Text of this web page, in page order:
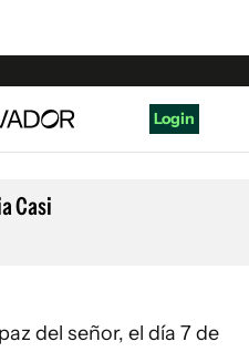
Login
Casi
del señor, el día 7 de